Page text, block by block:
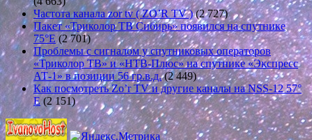
Частота канала zor tv ( ZO’R TV ) (2 727)
Пакет «Триколор ТВ Сибирь» появился на спутнике
75°E (2 701)
Проблемы с сигналом у спутниковых операторов
«Триколор ТВ» и «НТВ-Плюс» на спутнике «Экспресс
АТ-1» в позиции 56 гр.в.д. (2 449)
Как посмотреть Zo’r TV и другие каналы на NSS-12 57°
E (2 151)